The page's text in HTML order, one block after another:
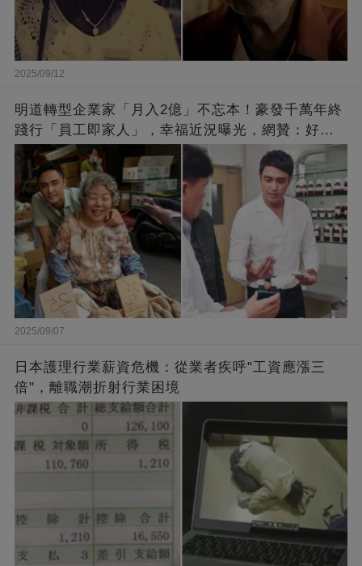
2025/09/12
明道轉型企業家「月入2億」不忘本！豪發千萬年終
踐行「員工即家人」，幸福近況曝光，網贊：好老
闆的福報
2025/09/07
日本護理行業薪資危機：從業者疾呼"工資應漲三
倍"，離職潮折射行業困境